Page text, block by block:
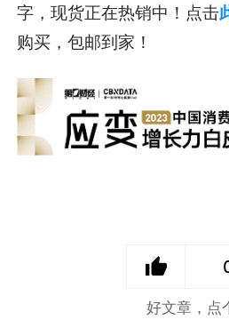
字，现货正在热销中！点击
购买，包邮到家！
好文章，点